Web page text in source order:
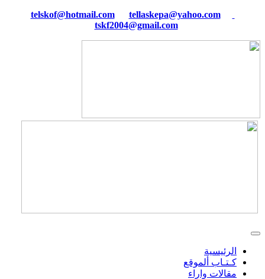
tellaskepa@yahoo.com
tskf2004@gmail.com
الرئيسية
كـتـاب ألموقع
مقالات واراء